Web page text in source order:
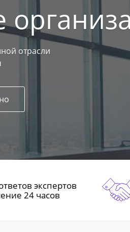
отрасли
экспертов
24 часов